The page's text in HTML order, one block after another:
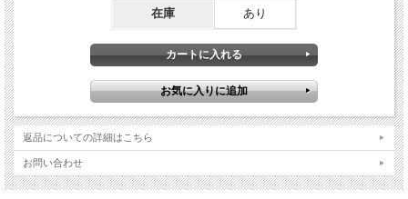
在庫 あり
返品についての詳細はこちら
お問い合わせ